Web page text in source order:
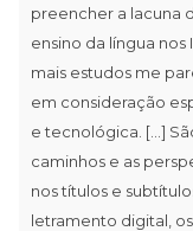
preencher a lacuna
ensino da língua
mais estudos me
em consideração
e tecnológica. [...]
caminhos e as
nos títulos e
letramento digital,